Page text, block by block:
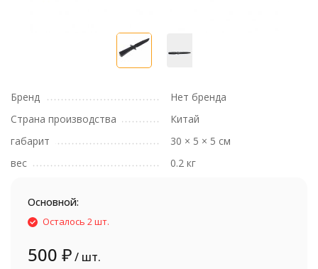
Бренд
Нет бренда
Страна производства
Китай
габарит
30 × 5 × 5 см
вес
0.2 кг
Основной:
Осталось 2 шт.
500 ₽/ шт.